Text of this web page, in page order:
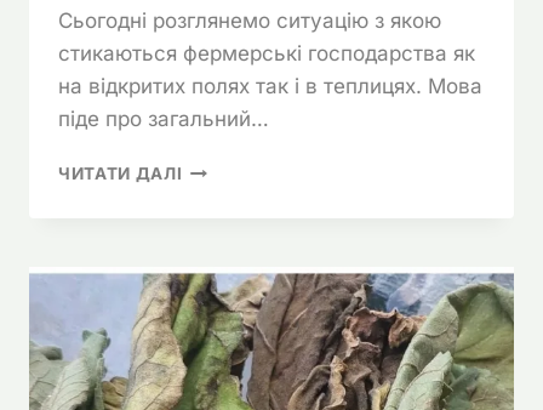
Сьогодні розглянемо ситуацію з якою
стикаються фермерські господарства як
на відкритих полях так і в теплицях. Мова
піде про загальний…
ЧИТАТИ ДАЛІ ЗАГАЛЬНИЙ
ЧОМУ
ВИ
ВТРАЧАЄТЕ
ВРОЖАЙ
ТА
ЯК